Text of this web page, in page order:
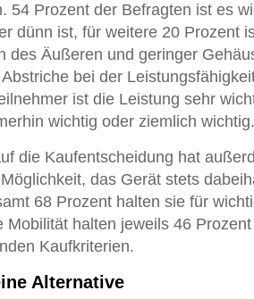
54 Prozent der Befragten ist es
dünn ist, für weitere 20 Prozent
des Äußeren und geringer
bei der
ist die Leistung sehr
wichtig oder ziemlich wichtig.
die Kaufentscheidung hat
das Gerät stets
68 Prozent halten sie für
Mobilität halten jeweils 46
Kaufkriterien.
Alternative